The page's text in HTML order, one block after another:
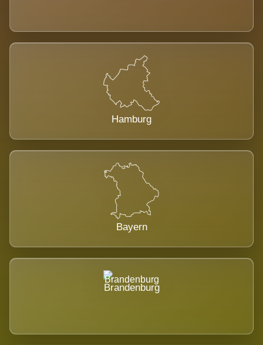
Hamburg
Bayern
Brandenburg